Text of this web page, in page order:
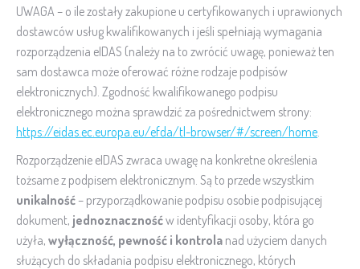
UWAGA – o ile zostały zakupione u certyfikowanych i uprawionych
dostawców usług kwalifikowanych i jeśli spełniają wymagania
rozporządzenia eIDAS (należy na to zwrócić uwagę, ponieważ ten
sam dostawca może oferować różne rodzaje podpisów
elektronicznych). Zgodność kwalifikowanego podpisu
elektronicznego można sprawdzić za pośrednictwem strony:
https://eidas.ec.europa.eu/efda/tl-browser/#/screen/home
Rozporządzenie eIDAS zwraca uwagę na konkretne określenia
tożsame z podpisem elektronicznym. Są to przede wszystkim
unikalność – przyporządkowanie podpisu osobie podpisującej
dokument, jednoznacznośćw identyfikacji osoby, która go
użyła, wyłączność, pewność i kontrola nad użyciem danych
służących do składania podpisu elektronicznego, których